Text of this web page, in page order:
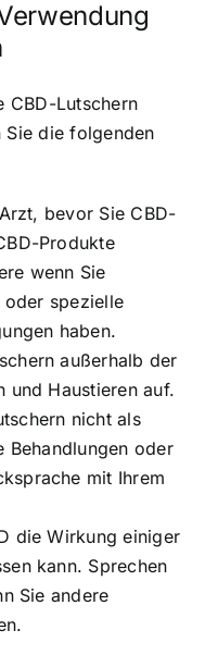
CBD-Lutschern
Sie die folgenden
bevor Sie CBD-
Produkte
wenn Sie
spezielle
haben.
außerhalb der
und Haustieren auf.
nicht als
Behandlungen oder
mit Ihrem
die Wirkung einiger
kann. Sprechen
Sie andere